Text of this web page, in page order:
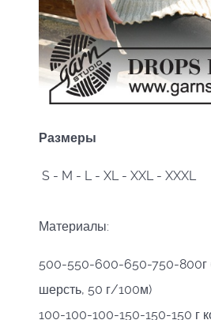
Размеры
S - M - L - XL - XXL - XXXL
Материалы:
500-550-600-650-750-800г
шерсть, 50 г/100м)
100-100-100-150-150-150 г